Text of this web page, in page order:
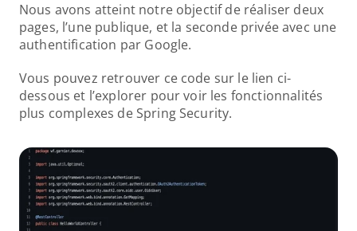
Nous avons atteint notre objectif de réaliser deux
pages, l’une publique, et la seconde privée avec une
authentification par Google.
Vous pouvez retrouver ce code sur le lien ci-
dessous et l’explorer pour voir les fonctionnalités
plus complexes de Spring Security.